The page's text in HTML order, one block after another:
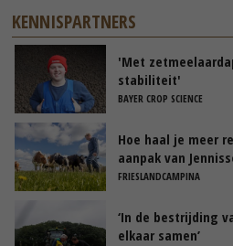
KENNISPARTNERS
'Met
stabiliteit'
BAYER CROP SCIENCE
Hoe haal je meer
aanpak van
FRIESLANDCAMPINA
‘In de bestrijding
elkaar samen’